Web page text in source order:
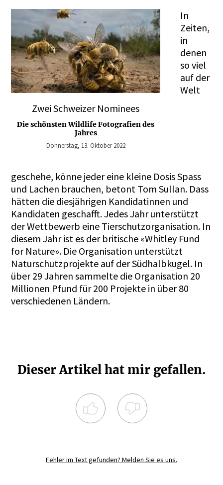
Zwei Schweizer Nominees
Die schönsten Wildlife Fotografien des
Jahres
Donnerstag, 13. Oktober 2022
In
Zeiten,
in
denen
so viel
auf der
Welt
geschehe, könne jeder eine kleine Dosis Spass
und Lachen brauchen, betont Tom Sullan. Dass
hätten die diesjährigen Kandidatinnen und
Kandidaten geschafft. Jedes Jahr unterstützt
der Wettbewerb eine Tierschutzorganisation. In
diesem Jahr ist es der britische «Whitley Fund
for Nature». Die Organisation unterstützt
Naturschutzprojekte auf der Südhalbkugel. In
über 29 Jahren sammelte die Organisation 20
Millionen Pfund für 200 Projekte in über 80
verschiedenen Ländern.
Dieser Artikel hat mir gefallen.
Fehler im Text gefunden? Melden Sie es uns.